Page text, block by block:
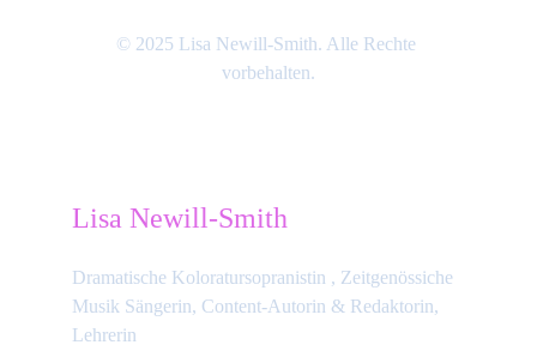
© 2025 Lisa Newill-Smith. Alle Rechte
vorbehalten.
Lisa Newill-Smith
Dramatische Koloratursopranistin , Zeitgenössiche
Musik Sängerin, Content-Autorin & Redaktorin,
Lehrerin